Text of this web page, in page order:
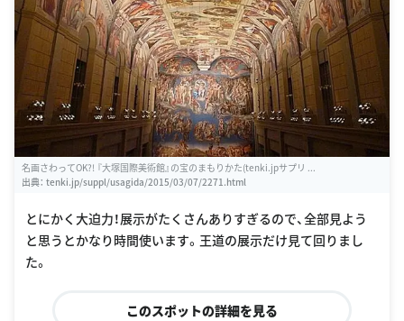
名画さわってOK?! 『大塚国際美術館』の宝のまもりかた(tenki.jpサプリ ...
出典： tenki.jp/suppl/usagida/2015/03/07/2271.html
とにかく大迫力！展示がたくさんありすぎるので、全部見よう
と思うとかなり時間使います。王道の展示だけ見て回りまし
た。
このスポットの詳細を見る